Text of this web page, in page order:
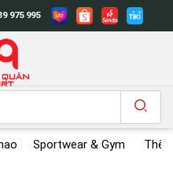
975 995
Sportwear & Gym Thể